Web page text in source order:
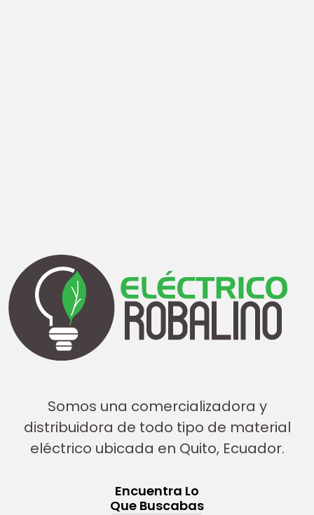
Somos una comercializadora y
distribuidora de todo tipo de material
eléctrico ubicada en Quito, Ecuador.
Encuentra Lo
Que Buscabas